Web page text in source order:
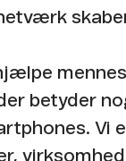
betyder
Vi